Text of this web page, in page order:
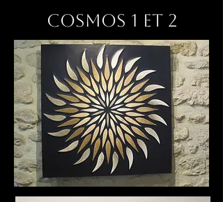
Cosmos 1 et 2